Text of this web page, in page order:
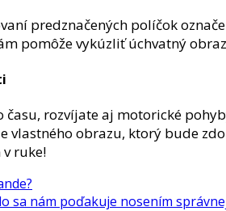
predznačených políčok
pomôže vykúzliť úchvatný
času, rozvíjate aj motorické
vlastného obrazu, ktorý bude
v ruke!
sa nám poďakuje nosením